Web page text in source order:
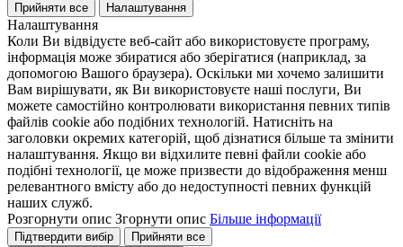
Прийняти все Налаштування
Налаштування
Коли Ви відвідуєте веб-сайт або використовуєте програму,
інформація може збиратися або зберігатися (наприклад, за
допомогою Вашого браузера). Оскільки ми хочемо залишити
Вам вирішувати, як Ви використовуєте наші послуги, Ви
можете самостійно контролювати використання певних типів
файлів cookie або подібних технологій. Натисніть на
заголовки окремих категорій, щоб дізнатися більше та змінити
налаштування. Якщо ви відхилите певні файли cookie або
подібні технології, це може призвести до відображення менш
релевантного вмісту або до недоступності певних функцій
наших служб.
Розгорнути опис Згорнути опис Більше інформації
Підтвердити вибір
Прийняти все